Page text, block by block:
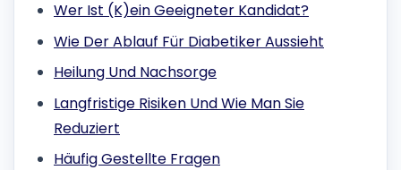
Wer Ist (K)ein Geeigneter Kandidat?
Wie Der Ablauf Für Diabetiker Aussieht
Heilung Und Nachsorge
Langfristige Risiken Und Wie Man Sie
Reduziert
Häufig Gestellte Fragen